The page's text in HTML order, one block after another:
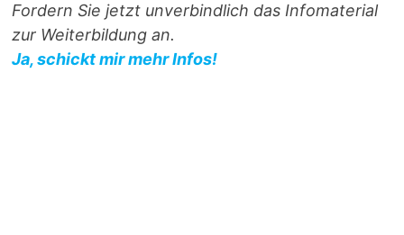
Fordern Sie jetzt unverbindlich das Infomaterial
zur Weiterbildung an.
Ja, schickt mir mehr Infos!